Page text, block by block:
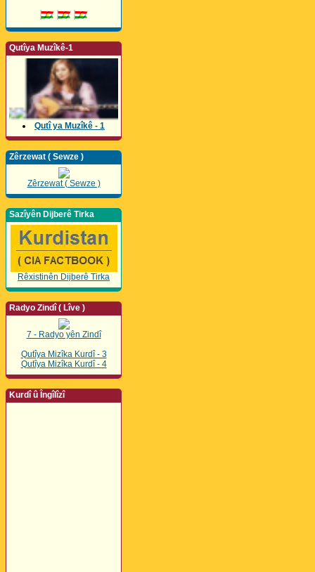
Qutîya Muzîkê-1
Qutî ya Muzîkê - 1
Zêrzewat ( Sewze )
Zêrzewat ( Sewze )
Sazîyên Dijberê Tirka
Rêxistinên Dijberê Tirka
Radyo Zindî ( Lîve )
7 - Radyo yên Zindî
Qutîya Mizîka Kurdî - 3
Qutîya Mizîka Kurdî - 4
Kurdî û Îngîlîzî